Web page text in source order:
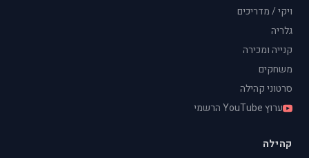
ויקי / מדריכים
גלריה
קנייה ומכירה
משחקים
סרטוני קהילה
ערוץ YouTube הרשמי
קהילה